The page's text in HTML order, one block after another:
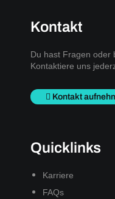
Kontakt
Du hast Fragen oder
Kontaktiere uns
Kontakt
Quicklinks
Karriere
FAQs